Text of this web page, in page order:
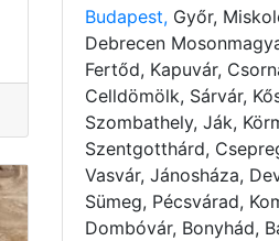
Budapest, Győr,
Debrecen
Fertőd, Kapuvár,
Celldömölk, Sárvár,
Szombathely, Ják,
Szentgotthárd,
Vasvár, Jánosháza,
Sümeg, Pécsvárad,
Dombóvár, Bonyhád,